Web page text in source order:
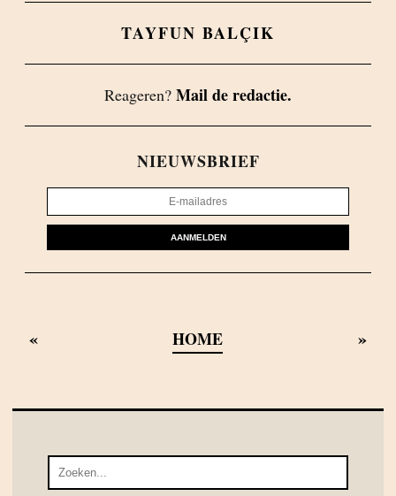
TAYFUN BALÇIK
Reageren? Mail de redactie.
NIEUWSBRIEF
AANMELDEN
« HOME »